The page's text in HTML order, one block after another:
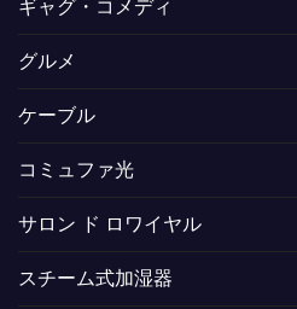
ギャグ・コメディ
グルメ
ケーブル
コミュファ光
サロン ド ロワイヤル
スチーム式加湿器